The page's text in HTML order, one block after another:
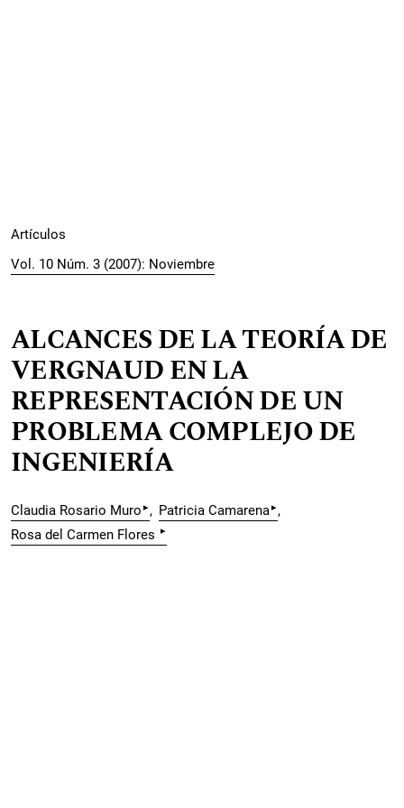
Artículos
Vol. 10 Núm. 3 (2007): Noviembre
ALCANCES DE LA TEORÍA DE
VERGNAUD EN LA
REPRESENTACIÓN DE UN
PROBLEMA COMPLEJO DE
INGENIERÍA
Claudia Rosario Muro ▸ Patricia Camarena▸
Rosa del Carmen Flores ▸